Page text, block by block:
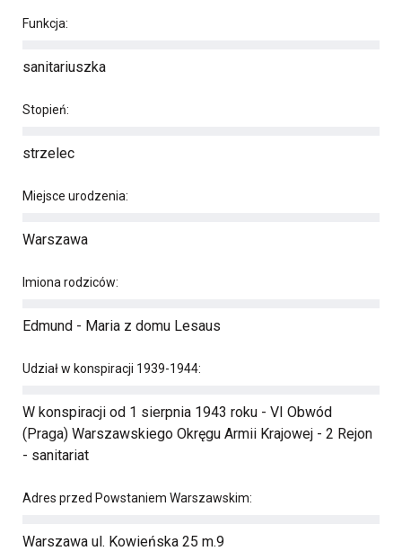
Funkcja:
sanitariuszka
Stopień:
strzelec
Miejsce urodzenia:
Warszawa
Imiona rodziców:
Edmund - Maria z domu Lesaus
Udział w konspiracji 1939-1944:
W konspiracji od 1 sierpnia 1943 roku - VI Obwód
(Praga) Warszawskiego Okręgu Armii Krajowej - 2 Rejon
- sanitariat
Adres przed Powstaniem Warszawskim:
Warszawa ul. Kowieńska 25 m.9